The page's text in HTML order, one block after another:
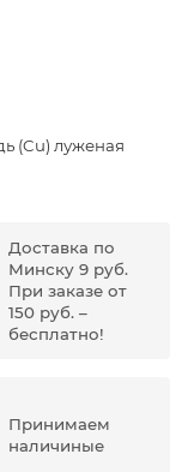
(Cu) луженая
Доставка по
Минску 9 руб.
При заказе от
150 руб. –
бесплатно!
Принимаем
наличиные